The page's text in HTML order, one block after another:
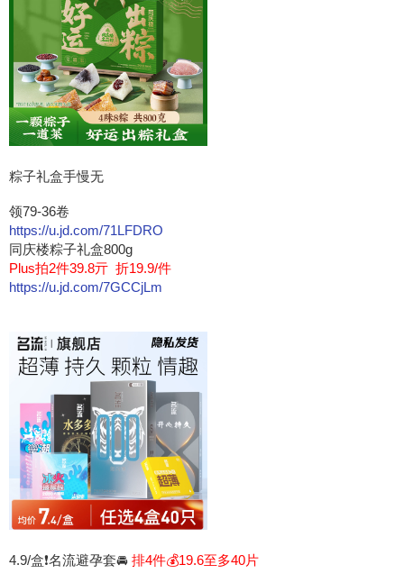
粽子礼盒手慢无
领79-36卷
https://u.jd.com/71LFDRO
同庆楼粽子礼盒800g
Plus拍2件39.8亓 折19.9/件
https://u.jd.com/7GCCjLm
4.9/盒❗名流避孕套🚘 排4件💰19.6至多40片